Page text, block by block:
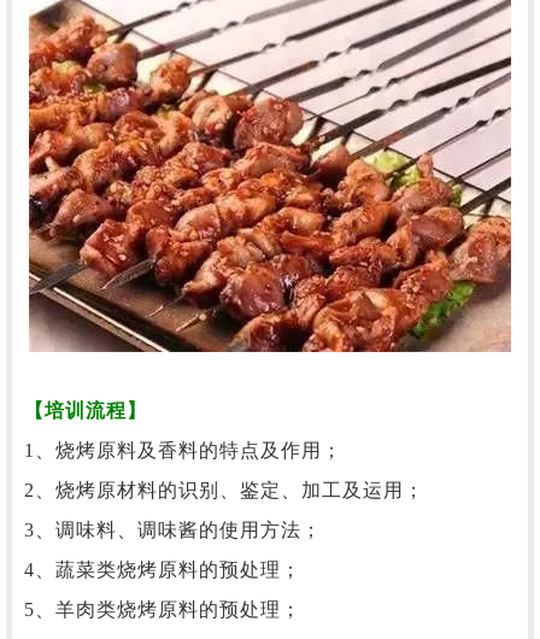
【培训流程】
1、烧烤原料及香料的特点及作用；
2、烧烤原材料的识别、鉴定、加工及运用；
3、调味料、调味酱的使用 方法；
4、蔬菜类烧烤原料的预处理；
5、羊肉类烧烤原料的预处理；